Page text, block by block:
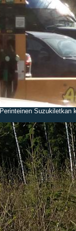
Perinteinen Suzukiletkan